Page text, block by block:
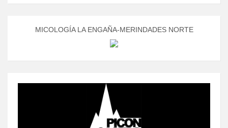
MICOLOGÍA LA ENGAÑA-MERINDADES NORTE